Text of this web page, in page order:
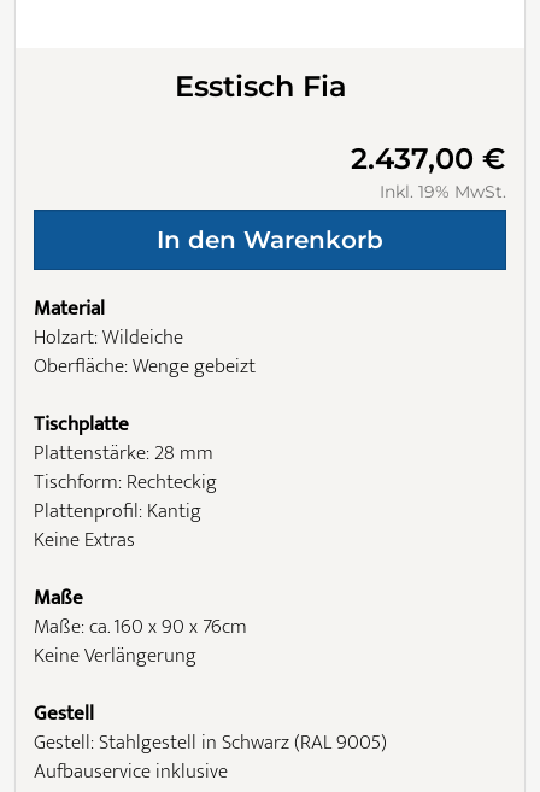
Esstisch Fia
2.437,00 €
Inkl. 19% MwSt.
Material
Holzart: Wildeiche
Oberfläche: Wenge gebeizt
Tischplatte
Plattenstärke: 28 mm
Tischform: Rechteckig
Plattenprofil: Kantig
Keine Extras
Maße
Maße: ca. 160 x 90 x 76cm
Keine Verlängerung
Gestell
Gestell: Stahlgestell in Schwarz (RAL 9005)
Aufbauservice inklusive